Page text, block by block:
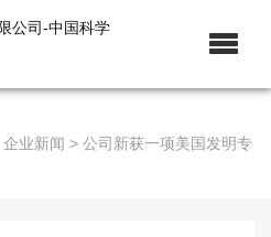
企业新闻 > 公司新获一项美国发明专